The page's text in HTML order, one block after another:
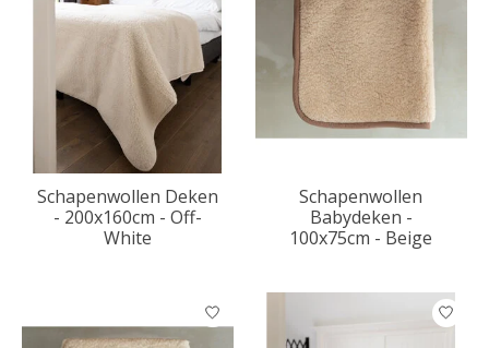
Schapenwollen Deken
- 200x160cm - Off-
White
Schapenwollen
Babydeken -
100x75cm - Beige